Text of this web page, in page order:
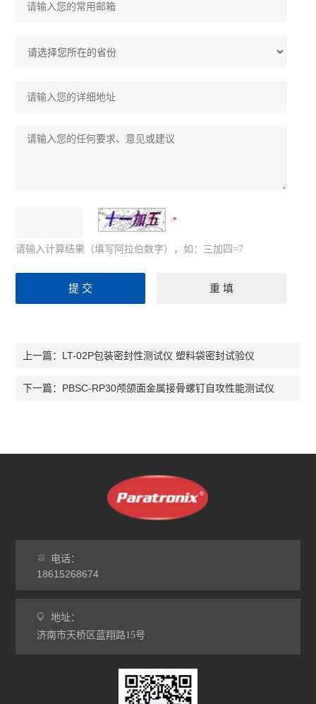
请输入计算结果（填写阿拉伯数字），如：三加四=7
上一篇： LT-02P包装密封性测试仪 塑料袋密封试验仪
下一篇： PBSC-RP30颅颌面金属接骨螺钉自攻性能测试仪
电话：
18615268674
地址：
济南市天桥区蓝翔路15号